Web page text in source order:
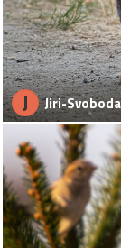
J Jiri-Svoboda